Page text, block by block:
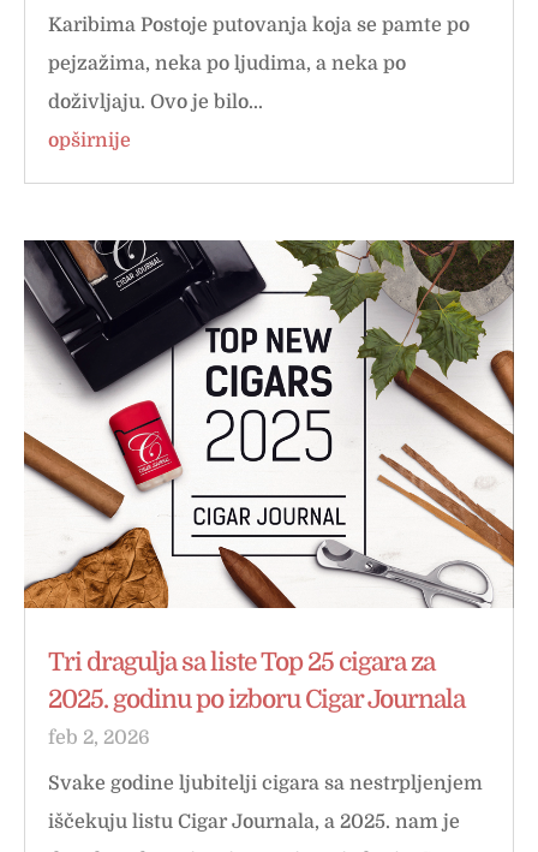
Karibima Postoje putovanja koja se pamte po
pejzažima, neka po ljudima, a neka po
doživljaju. Ovo je bilo...
opširnije
Tri dragulja sa liste Top 25 cigara za
2025. godinu po izboru Cigar Journala
feb 2, 2026
Svake godine ljubitelji cigara sa nestrpljenjem
iščekuju listu Cigar Journala, a 2025. nam je